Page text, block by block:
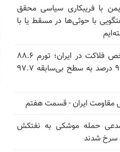
با فریبکاری سیاسی محقق
با حوثی‌ها در مسقط یا با
رکورد تاریخی شاخص فلاکت در ایران؛ تورم ۸۸.۶
درصد و بیکاری ۹.۱ درصد به سطح بی‌سابقه ۹۷.۷
مقاومت ایران - قسمت هفتم
حمله موشکی به نفتکش
سرخ شدند